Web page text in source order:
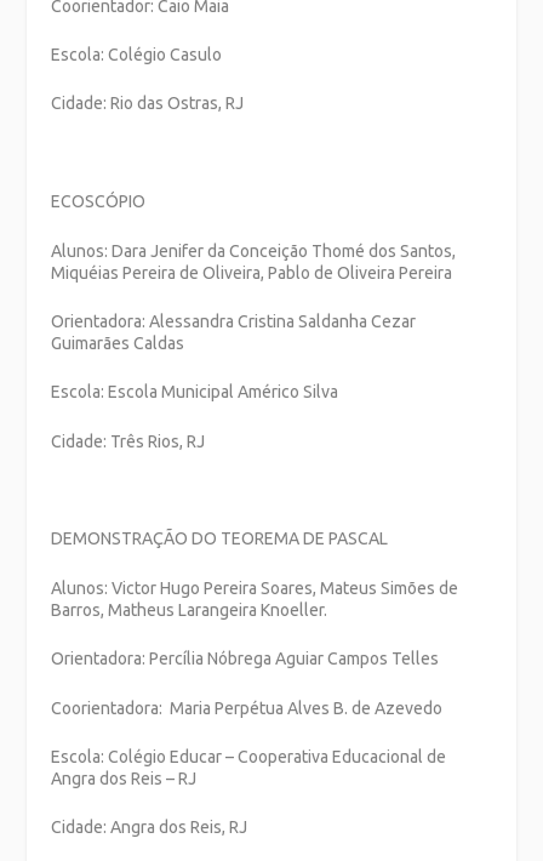
Coorientador: Caio Maia
Escola: Colégio Casulo
Cidade: Rio das Ostras, RJ
ECOSCÓPIO
Alunos: Dara Jenifer da Conceição Thomé dos Santos,
Miquéias Pereira de Oliveira, Pablo de Oliveira Pereira
Orientadora: Alessandra Cristina Saldanha Cezar
Guimarães Caldas
Escola: Escola Municipal Américo Silva
Cidade: Três Rios, RJ
DEMONSTRAÇÃO DO TEOREMA DE PASCAL
Alunos: Victor Hugo Pereira Soares, Mateus Simões de
Barros, Matheus Larangeira Knoeller.
Orientadora: Percília Nóbrega Aguiar Campos Telles
Coorientadora: Maria Perpétua Alves B. de Azevedo
Escola: Colégio Educar – Cooperativa Educacional de
Angra dos Reis – RJ
Cidade: Angra dos Reis, RJ